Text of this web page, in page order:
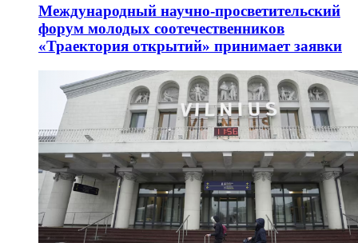
Международный научно-просветительский
форум молодых соотечественников
«Траектория открытий» принимает заявки